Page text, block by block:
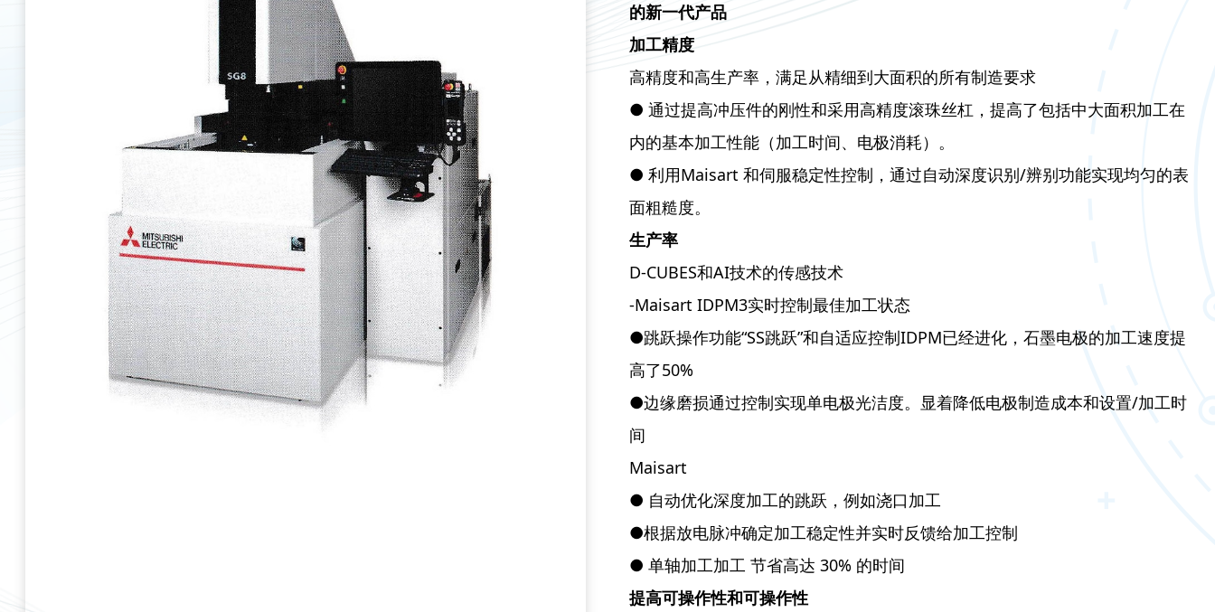
的新一代产品
加工精度
高精度和高生产率，满足从精细到大面积的所有制造要求
● 通过提高冲压件的刚性和采用高精度滚珠丝杠，提高了包括中大面积加工在
内的基本加工性能（加工时间、电极消耗）。
● 利用Maisart 和伺服稳定性控制，通过自动深度识别/辨别功能实现均匀的表
面粗糙度。
生产率
D-CUBES和AI技术的传感技术
-Maisart IDPM3实时控制最佳加工状态
●跳跃操作功能“SS跳跃”和自适应控制IDPM已经进化，石墨电极的加工速度提
高了50%
●边缘磨损通过控制实现单电极光洁度。显着降低电极制造成本和设置/加工时
间
Maisart
● 自动优化深度加工的跳跃，例如浇口加工
●根据放电脉冲确定加工稳定性并实时反馈给加工控制
● 单轴加工加工 节省高达 30% 的时间
提高可操作性和可操作性